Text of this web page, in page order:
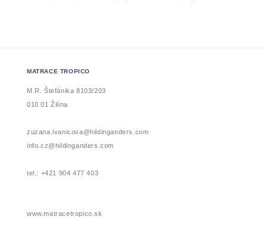
MATRACE TROPICO
M.R. Štefánika 8103/203
010 01 Žilina
zuzana.ivanicova@hildinganders.com
info.cz@hildinganders.com
tel.: +421 904 477 403
www.matracetropico.sk